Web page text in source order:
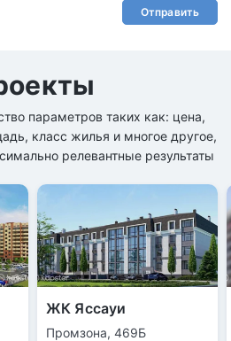
Отправить
параметров таких как: цена,
класс жилья и многое другое,
релевантные результаты
ЖК Яссауи
Промзона, 469Б